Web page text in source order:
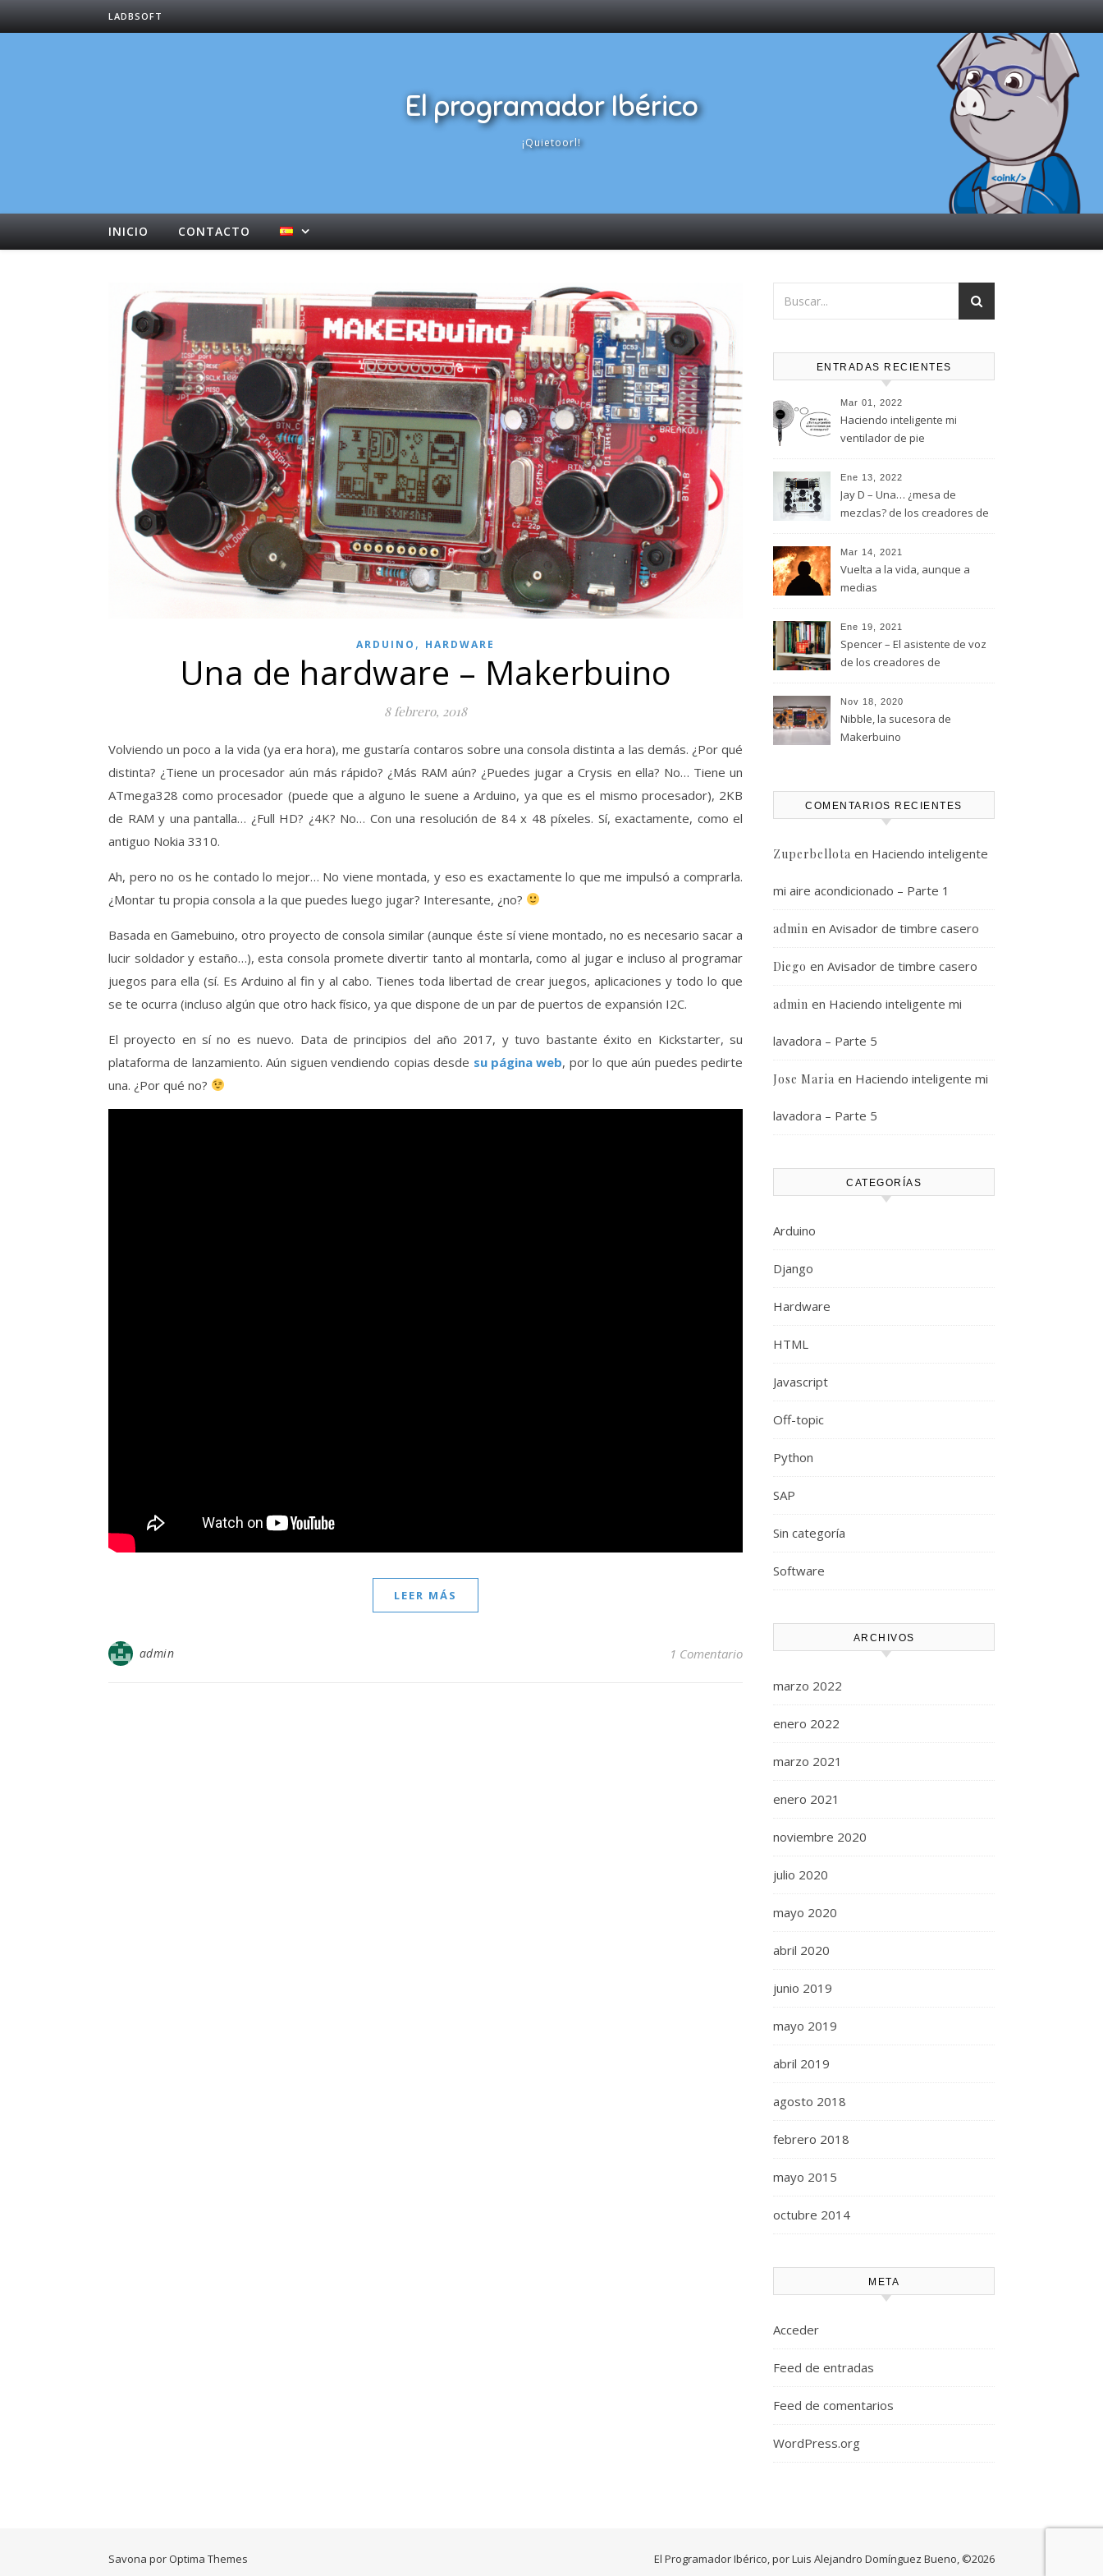
LADBSOFT
El programador Ibérico
¡Quietoorl!
INICIO CONTACTO
ARDUINO , HARDWARE
Una de hardware – Makerbuino
8 febrero, 2018
Volviendo un poco a la vida (ya era hora), me gustaría contaros sobre una consola distinta a las demás. ¿Por qué
distinta? ¿Tiene un procesador aún más rápido? ¿Más RAM aún? ¿Puedes jugar a Crysis en ella? No… Tiene un
ATmega328 como procesador (puede que a alguno le suene a Arduino, ya que es el mismo procesador), 2KB
de RAM y una pantalla… ¿Full HD? ¿4K? No… Con una resolución de 84 x 48 píxeles. Sí, exactamente, como el
antiguo Nokia 3310.
Ah, pero no os he contado lo mejor… No viene montada, y eso es exactamente lo que me impulsó a comprarla.
¿Montar tu propia consola a la que puedes luego jugar? Interesante, ¿no?
Basada en Gamebuino, otro proyecto de consola similar (aunque éste sí viene montado, no es necesario sacar a
lucir soldador y estaño…), esta consola promete divertir tanto al montarla, como al jugar e incluso al programar
juegos para ella (sí. Es Arduino al fin y al cabo. Tienes toda libertad de crear juegos, aplicaciones y todo lo que
se te ocurra (incluso algún que otro hack físico, ya que dispone de un par de puertos de expansión I2C.
El proyecto en sí no es nuevo. Data de principios del año 2017, y tuvo bastante éxito en Kickstarter, su
plataforma de lanzamiento. Aún siguen vendiendo copias desde su página web, por lo que aún puedes pedirte
una. ¿Por qué no?
LEER MÁS
admin 1 Comentario
ENTRADAS RECIENTES
Mar 01, 2022
Haciendo inteligente mi
ventilador de pie
Ene 13, 2022
Jay D – Una… ¿mesa de
mezclas? de los creadores de
Mar 14, 2021
Vuelta a la vida, aunque a
medias
Ene 19, 2021
Spencer – El asistente de voz
de los creadores de
Nov 18, 2020
Nibble, la sucesora de
Makerbuino
COMENTARIOS RECIENTES
Zuperbellota en Haciendo inteligente
mi aire acondicionado – Parte 1
admin en Avisador de timbre casero
Diego en Avisador de timbre casero
admin en Haciendo inteligente mi
lavadora – Parte 5
Jose Maria en Haciendo inteligente mi
lavadora – Parte 5
CATEGORÍAS
Arduino
Django
Hardware
HTML
Javascript
Off-topic
Python
SAP
Sin categoría
Software
ARCHIVOS
marzo 2022
enero 2022
marzo 2021
enero 2021
noviembre 2020
julio 2020
mayo 2020
abril 2020
junio 2019
mayo 2019
abril 2019
agosto 2018
febrero 2018
mayo 2015
octubre 2014
META
Acceder
Feed de entradas
Feed de comentarios
WordPress.org
El Programador Ibérico, por Luis Alejandro Domínguez Bueno, ©2026
Savona por Optima Themes